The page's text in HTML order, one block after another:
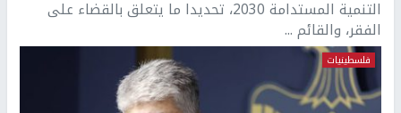
التنمية المستدامة 2030، تحديدا ما يتعلق بالقضاء على
الفقر، والقائم ...
فلسطينيات